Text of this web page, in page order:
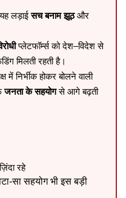
लड़ाईसच बनाम झूठऔर
प्लेटफॉर्म्स को देश–विदेश से
मिलती रहती है।
में निर्भीक होकर बोलने वाली
जनता के सहयोगसे आगे बढ़ती
रहे
सा सहयोग भी इस बड़ी